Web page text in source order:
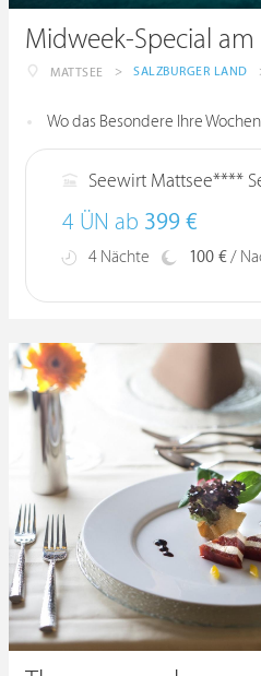
Midweek-Special am
MATTSEE > SALZBURGER LAND
Wo das Besondere Ihre
Seewirt Mattsee****
4 ÜN ab 399 €
4 Nächte 100 €/